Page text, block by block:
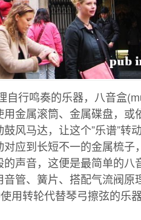
行鸣奏的乐器，八音盒
金属滚筒、金属碟盘，或
风马达，让这个”乐谱”转
应到长短不一的金属梳子
声音，这便是最简单的八
管、簧片、搭配气流阀原
用转轮代替琴弓擦弦的乐